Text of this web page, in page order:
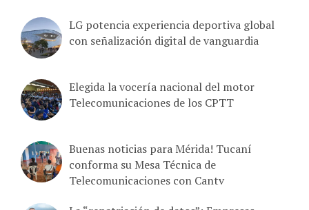
LG potencia experiencia deportiva global
con señalización digital de vanguardia
Elegida la vocería nacional del motor
Telecomunicaciones de los CPTT
Buenas noticias para Mérida! Tucaní
conforma su Mesa Técnica de
Telecomunicaciones con Cantv